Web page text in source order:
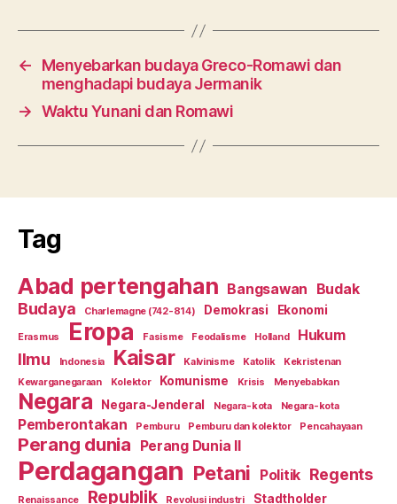
←
Menyebarkan budaya Greco-Romawi dan
menghadapi budaya Jermanik
→ Waktu Yunani dan Romawi
Tag
Abad pertengahan Bangsawan Budak
Budaya Charlemagne (742-814) Demokrasi Ekonomi
Erasmus Eropa Fasisme Feodalisme Holland Hukum
Ilmu Indonesia Kaisar Kalvinisme Katolik
Kekristenan
Kewarganegaraan
Kolektor Komunisme Krisis Menyebabkan
Negara Negara-Jenderal Negara-kota Negara-kota
Pemberontakan Pemburu Pemburu dan kolektor Pencahayaan
Perang dunia Perang Dunia II
Perdagangan Petani Politik Regents
Renaissance Republik Revolusi industri Stadtholder